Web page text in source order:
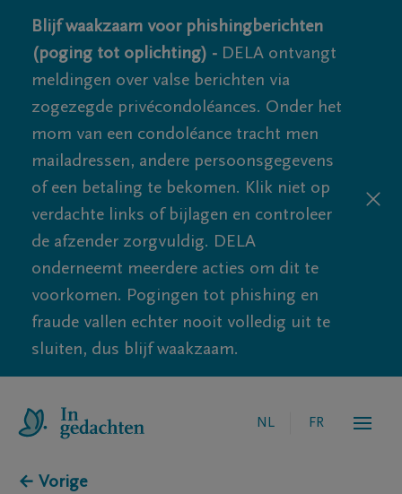
Blijf waakzaam voor phishingberichten
(poging tot oplichting) - DELA ontvangt
meldingen over valse berichten via
zogezegde privécondoléances. Onder het
mom van een condoléance tracht men
mailadressen, andere persoonsgegevens
of een betaling te bekomen. Klik niet op
verdachte links of bijlagen en controleer
de afzender zorgvuldig. DELA
onderneemt meerdere acties om dit te
voorkomen. Pogingen tot phishing en
fraude vallen echter nooit volledig uit te
sluiten, dus blijf waakzaam.
NL FR
← Vorige